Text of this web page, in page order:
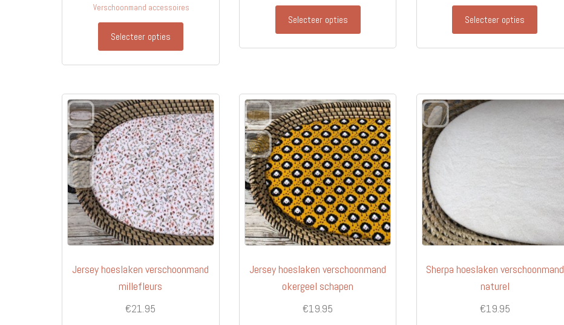
Verschoonmand accessoires
Selecteer opties
Selecteer opties Selecteer opties
Jersey hoeslaken verschoonmand
millefleurs
€21.95
Jersey hoeslaken verschoonmand
okergeel schapen
€19.95
Sherpa hoeslaken verschoonmand
naturel
€19.95